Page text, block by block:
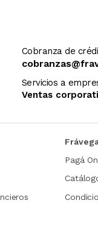
Cobranza de
Servicios a
Ventas
Pagá